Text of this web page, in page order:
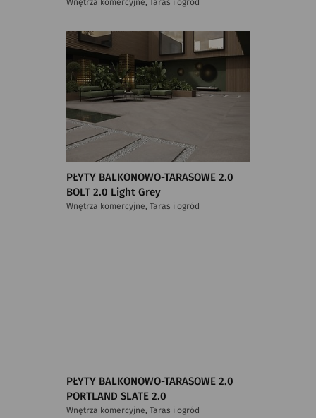
Wnętrza komercyjne, Taras i ogród
PŁYTY BALKONOWO-TARASOWE 2.0
BOLT 2.0 Light Grey
Wnętrza komercyjne, Taras i ogród
PŁYTY BALKONOWO-TARASOWE 2.0
PORTLAND SLATE 2.0
Wnętrza komercyjne, Taras i ogród